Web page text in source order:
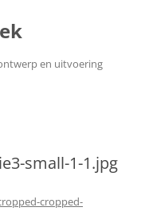
en uitvoering
small-1-1.jpg
cropped-